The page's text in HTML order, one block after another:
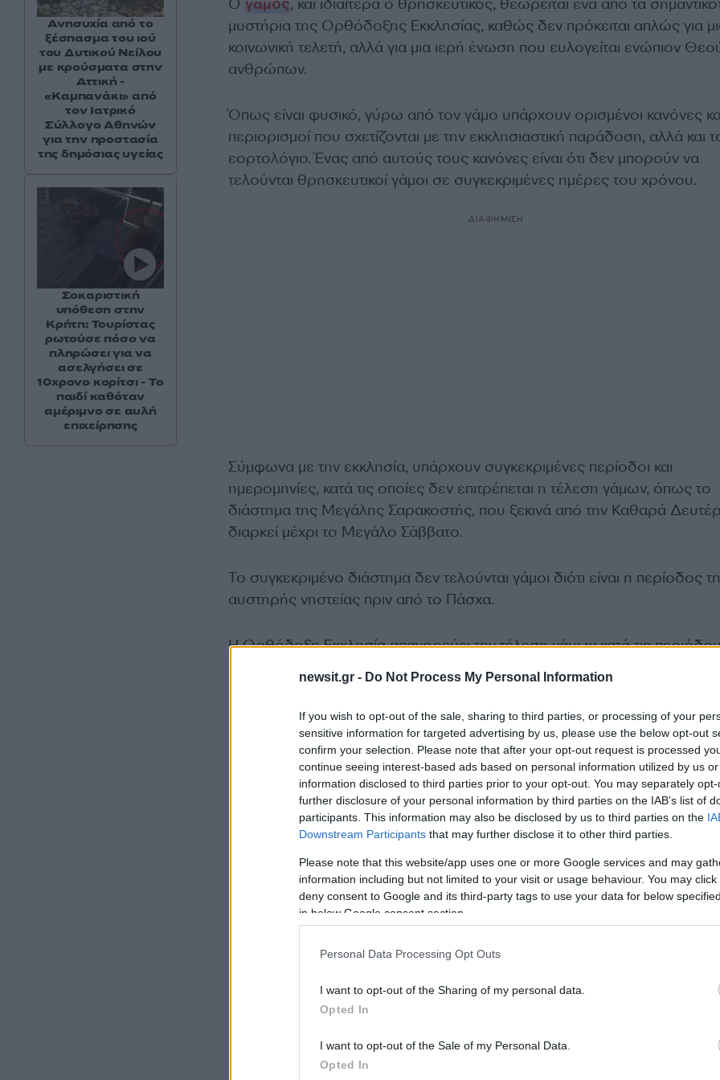
newsit.gr - Do Not Process My Personal Information
If you wish to opt-out of the sale, sharing to third parties, or processing of your
sensitive information for targeted advertising by us, please use the below opt-out
confirm your selection. Please note that after your opt-out request is processed
continue seeing interest-based ads based on personal information utilized by us
information disclosed to third parties prior to your opt-out. You may separately
further disclosure of your personal information by third parties on the IAB’s list of
participants. This information may also be disclosed by us to third parties on the
Downstream Participants that may further disclose it to other third parties.
Please note that this website/app uses one or more Google services and may
information including but not limited to your visit or usage behaviour. You may
deny consent to Google and its third-party tags to use your data for below
in below Google consent section.
Personal Data Processing Opt Outs
I want to opt-out of the Sharing of my personal data.
Opted In
I want to opt-out of the Sale of my Personal Data.
Opted In
Ο γάμος, και ιδιαίτερα ο θρησκευτικός, θεωρείται ένα από τα
μυστήρια της Ορθόδοξης Εκκλησίας, καθώς δεν πρόκειται απλώς για
κοινωνική τελετή, αλλά για μια ιερή ένωση που ευλογείται ενώπιον
ανθρώπων.
Όπως είναι φυσικό, γύρω από τον γάμο υπάρχουν ορισμένοι κανόνες
περιορισμοί που σχετίζονται με την εκκλησιαστική παράδοση, αλλά και
εορτολόγιο. Ένας από αυτούς τους κανόνες είναι ότι δεν μπορούν να
τελούνται θρησκευτικοί γάμοι σε συγκεκριμένες ημέρες του χρόνου.
ΔΙΑΦΗΜΙΣΗ
Σύμφωνα με την εκκλησία, υπάρχουν συγκεκριμένες περίοδοι και
ημερομηνίες, κατά τις οποίες δεν επιτρέπεται η τέλεση γάμων, όπως το
διάστημα της Μεγάλης Σαρακοστής, που ξεκινά από την Καθαρά
διαρκεί μέχρι το Μεγάλο Σάββατο.
Το συγκεκριμένο διάστημα δεν τελούνται γάμοι διότι είναι η περίοδος
αυστηρής νηστείας πριν από το Πάσχα.
Η Ορθόδοξη Εκκλησία απαγορεύει την τέλεση γάμων κατά τις
αυστηρής νηστείας, καθώς αυτές οι μέρες είναι αφιερωμένες στην
πνευματική προετοιμασία και όχι στη χαρά μιας κοσμικής γιορτής
ΔΙΑΦΗΜΙΣΗ
Ανησυχία από το
ξέσπασμα του ιού
του Δυτικού Νείλου
με κρούσματα στην
Αττική -
«Καμπανάκι» από
τον Ιατρικό
Σύλλογο Αθηνών
για την προστασία
της δημόσιας υγείας
Σοκαριστική
υπόθεση στην
Κρήτη: Τουρίστας
ρωτούσε πόσο να
πληρώσει για να
ασελγήσει σε
10χρονο κορίτσι - Το
παιδί καθόταν
αμέριμνο σε αυλή
επιχείρησης